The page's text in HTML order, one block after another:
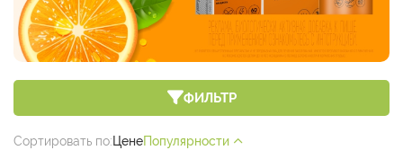
ФИЛЬТР
Сортировать по: ЦенеПопулярности